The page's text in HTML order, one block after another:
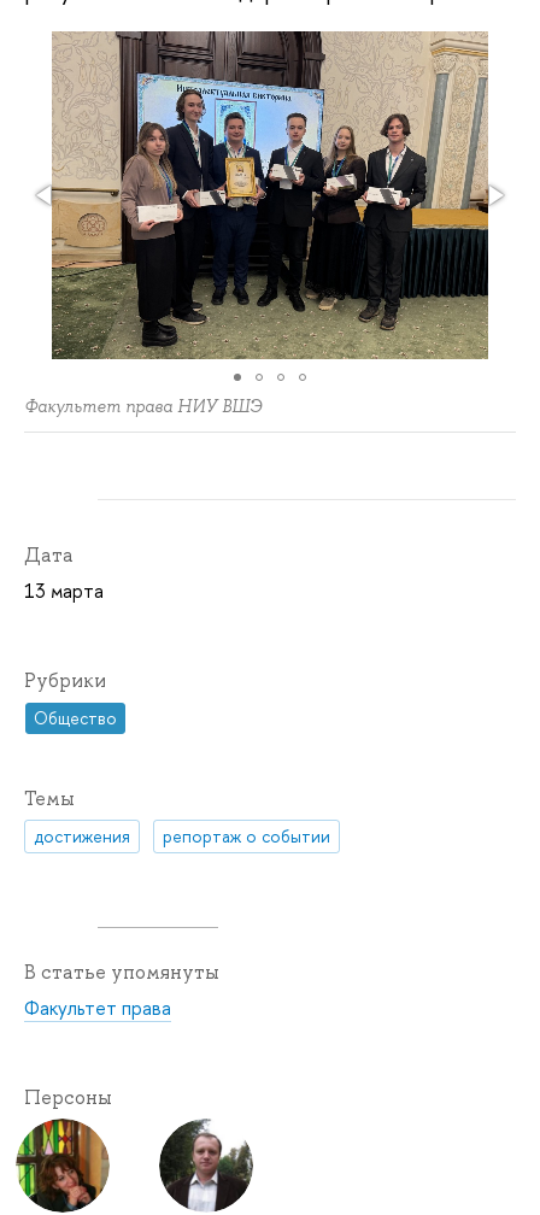
Факультет права НИУ ВШЭ
Дата
13 марта
Рубрики
Общество
Темы
достижения репортаж о событии
В статье упомянуты
Факультет права
Персоны